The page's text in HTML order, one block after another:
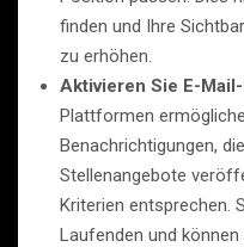
finden und Ihre
zu erhöhen.
Aktivieren Sie E-
Plattformen
Benachrichtigungen,
Stellenangebote
Kriterien entsprechen.
Laufenden und